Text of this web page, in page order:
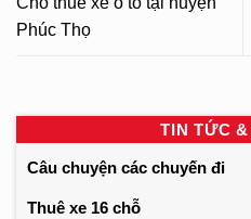
Phúc Thọ
TIN TỨC
Câu chuyện các chuyến đi
Thuê xe 16 chỗ